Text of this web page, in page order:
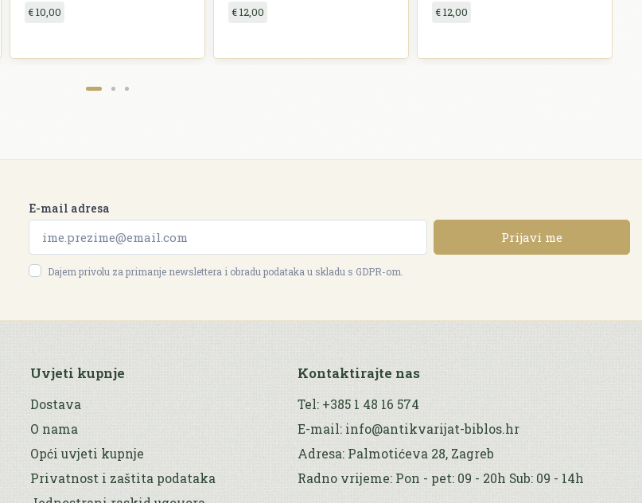
€ 10,00 € 12,00 € 12,00
E-mail adresa
Prijavi me
Dajem privolu za primanje newslettera i obradu podataka u skladu s GDPR-om.
Uvjeti kupnje
Dostava
O nama
Opći uvjeti kupnje
Privatnost i zaštita podataka
Kontaktirajte nas
Tel: +385 1 48 16 574
E-mail: info@antikvarijat-biblos.hr
Adresa: Palmotićeva 28, Zagreb
Radno vrijeme: Pon - pet: 09 - 20h Sub: 09 - 14h